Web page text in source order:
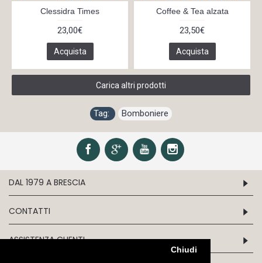
Chiudi
Clessidra Times
23,00€
Acquista
Coffee & Tea alzata
23,50€
Acquista
Carica altri prodotti
Tag: Bomboniere
DAL 1979 A BRESCIA
CONTATTI
ASSISTENZA CLIENTI